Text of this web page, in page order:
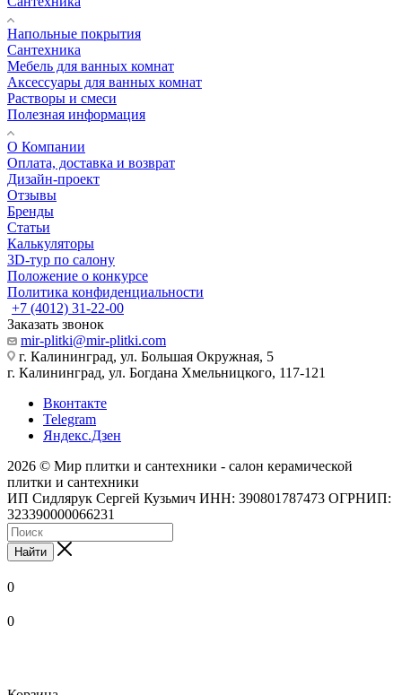
Напольные покрытия
Сантехника
Мебель для ванных комнат
Аксессуары для ванных комнат
Растворы и смеси
Полезная информация
О Компании
Оплата, доставка и возврат
Дизайн-проект
Отзывы
Бренды
Статьи
Калькуляторы
3D-тур по салону
Положение о конкурсе
Политика конфиденциальности
+7 (4012) 31-22-00
Заказать звонок
mir-plitki@mir-plitki.com
г. Калининград, ул. Большая Окружная, 5
г. Калининград, ул. Богдана Хмельницкого, 117-121
Вконтакте
Telegram
Яндекс.Дзен
2026 © Мир плитки и сантехники - салон керамической
плитки и сантехники
ИП Сидлярук Сергей Кузьмич ИНН: 390801787473 ОГРНИП:
323390000066231
Найти
0
0